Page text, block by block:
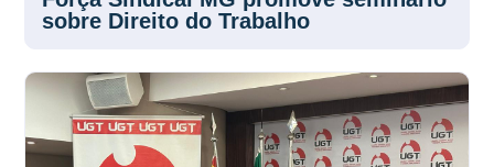
sobre Direito do Trabalho